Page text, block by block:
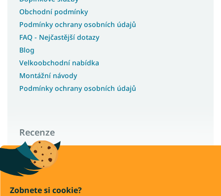
Zobnete si cookie?
Obchodní podmínky
Podmínky ochrany osobních údajů
FAQ - Nejčastější dotazy
Blog
Velkoobchodní nabídka
Montážní návody
Podmínky ochrany osobních údajů
Recenze
Wilsondo – recenze a zkušenosti zákazníků